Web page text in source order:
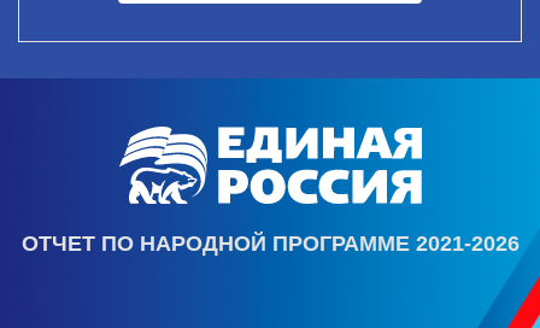
ОТЧЕТ ПО НАРОДНОЙ ПРОГРАММЕ 2021-2026